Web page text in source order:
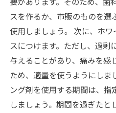
スを作るか、市販のものを選
使用しましょう。 次に、ホ
スにつけます。ただし、過剰
与えることがあり、痛みを感
ため、適量を使うようにしま
ング剤を使用する期間は、
しましょう。期間を過ぎたと